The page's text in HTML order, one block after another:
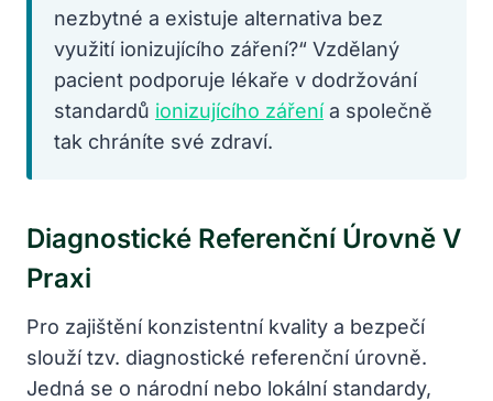
nezbytné a existuje alternativa bez
využití ionizujícího záření?“ Vzdělaný
pacient podporuje lékaře v dodržování
standardů ionizujícího zářenía společně
tak chráníte své zdraví.
Diagnostické Referenční Úrovně V
Praxi
Pro zajištění konzistentní kvality a bezpečí
slouží tzv. diagnostické referenční úrovně.
Jedná se o národní nebo lokální standardy,